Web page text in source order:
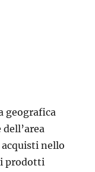
geografica
nello
prodotti